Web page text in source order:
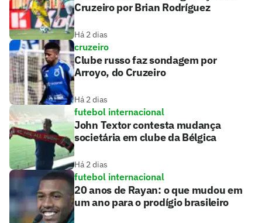
Cruzeiro por Brian Rodríguez
Há 2 dias
cruzeiro
Clube russo faz sondagem por
Arroyo, do Cruzeiro
Há 2 dias
futebol internacional
John Textor contesta mudança
societária em clube da Bélgica
Há 2 dias
futebol internacional
20 anos de Rayan: o que mudou em
um ano para o prodígio brasileiro